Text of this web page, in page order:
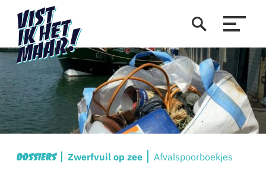
Dossiers Zwerfvuil op zee Afvalspoorboekjes